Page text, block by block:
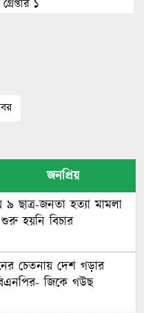
গ্রেপ্তার ১
জনপ্রিয়
৯ ছাত্র-জনতা হত্যা মামলা
হয়নি বিচার
চেতনায় দেশ গড়ার
জিকে গউছ